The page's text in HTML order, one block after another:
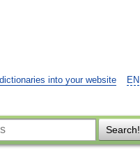
EN
into your website
Search!